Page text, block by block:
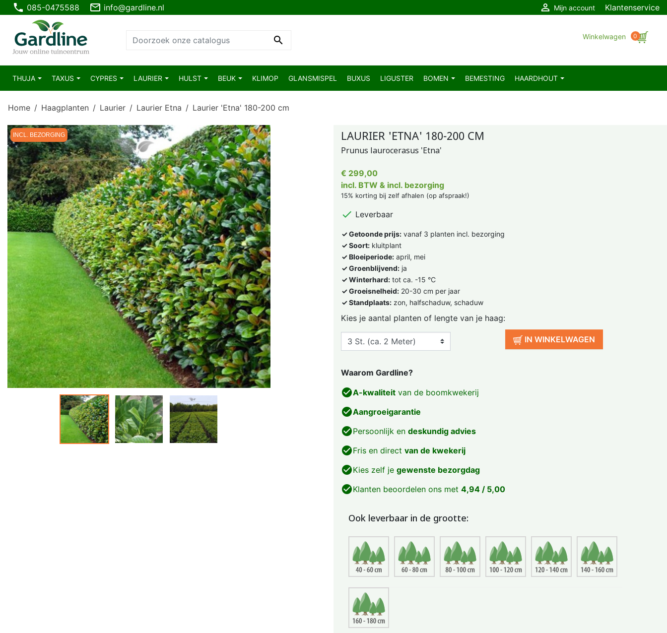
phone 085-0475588 mail_outline info@gardline.nl  Mijn account Klantenservice
 Winkelwagen 0
THUJA TAXUS CYPRES LAURIER HULST BEUK KLIMOP GLANSMISPEL BUXUS LIGUSTER BOMEN BEMESTING HAARDHOUT
Home Haagplanten Laurier Laurier Etna Laurier 'Etna' 180-200 cm
INCL. BEZORGING LAURIER 'ETNA' 180-200 CM
Prunus laurocerasus 'Etna'
€ 299,00
incl. BTW & incl. bezorging
15% korting bij zelf afhalen (op afspraak!)
 Leverbaar
✓ Getoonde prijs:vanaf 3 planten incl. bezorging
✓ Soort:kluitplant
✓ Bloeiperiode:april, mei
✓ Groenblijvend:ja
✓ Winterhard:tot ca. -15 °C
✓ Groeisnelheid:20-30 cm per jaar
✓ Standplaats:zon, halfschaduw, schaduw
Kies je aantal planten of lengte van je haag:
IN WINKELWAGEN
Waarom Gardline?
check_circleA-kwaliteitvan de boomkwekerij
check_circleAangroeigarantie
check_circlePersoonlijk en deskundig advies
check_circleFris en direct van de kwekerij
check_circleKies zelf je gewenste bezorgdag
check_circleKlanten beoordelen ons met 4,94 / 5,00
Ook leverbaar in de grootte: